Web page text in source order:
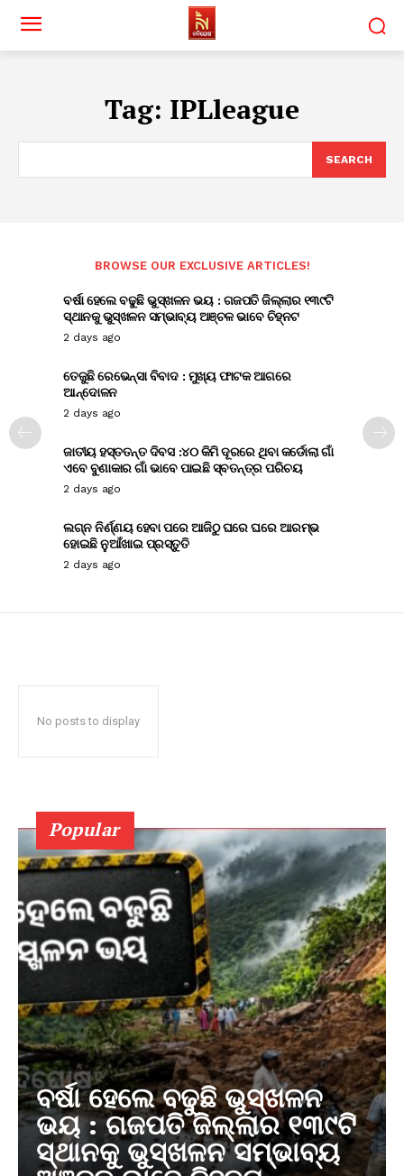
Tag: IPLleague
SEARCH
BROWSE OUR EXCLUSIVE ARTICLES!
ବର୍ଷା ହେଲେ ବଢୁଛି ଭୁସ୍ଖଳନ ଭୟ : ଗଜପତି ଜିଲ୍ଲାର ୧୩୯ଟି
ସ୍ଥାନକୁ ଭୁସ୍ଖଳନ ସମ୍ଭାବ୍ୟ ଅଞ୍ଚଳ ଭାବେ ଚିହ୍ନଟ
2 days ago
ତେଜୁଛି ରେଭେନ୍ସା ବିବାଦ : ମୁଖ୍ୟ ଫାଟକ ଆଗରେ
ଆନ୍ଦୋଳନ
2 days ago
ଜାତୀୟ ହସ୍ତତନ୍ତ ଦିବସ :୪୦ କିମି ଦୂରରେ ଥିବା କର୍ଡୋଲା ଗାଁ
ଏବେ ବୁଣାକାର ଗାଁ ଭାବେ ପାଇଛି ସ୍ବତନ୍ତ୍ର ପରିଚୟ
2 days ago
ଲଗ୍ନ ନିର୍ଣ୍ଣୟ ହେବା ପରେ ଆଜିଠୁ ଘରେ ଘରେ ଆରମ୍ଭ
ହୋଇଛି ନୁଆଁଖାଇ ପ୍ରସ୍ତୁତି
2 days ago
No posts to display
Popular
ବର୍ଷା ହେଲେ ବଢୁଛି ଭୁସ୍ଖଳନ
ଭୟ : ଗଜପତି ଜିଲ୍ଲାର ୧୩୯ଟି
ସ୍ଥାନକୁ ଭୁସ୍ଖଳନ ସମ୍ଭାବ୍ୟ